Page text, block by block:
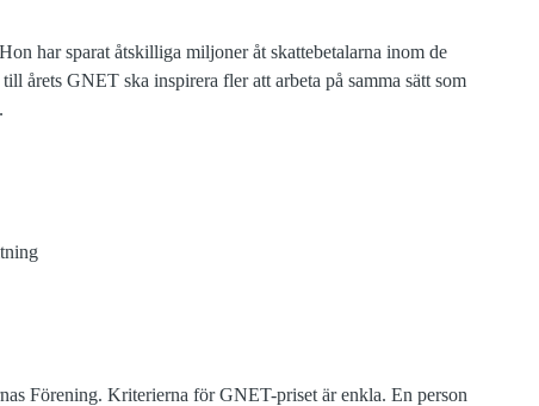
har sparat åtskilliga miljoner åt skattebetalarna inom de
årets GNET ska inspirera fler att arbeta på samma sätt som
Förening. Kriterierna för GNET-priset är enkla. En person